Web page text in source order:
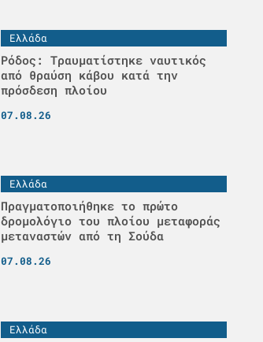
Ελλάδα
Ρόδος: Τραυματίστηκε ναυτικός
από θραύση κάβου κατά την
πρόσδεση πλοίου
07.08.26
Ελλάδα
Πραγματοποιήθηκε το πρώτο
δρομολόγιο του πλοίου μεταφοράς
μεταναστών από τη Σούδα
07.08.26
Ελλάδα